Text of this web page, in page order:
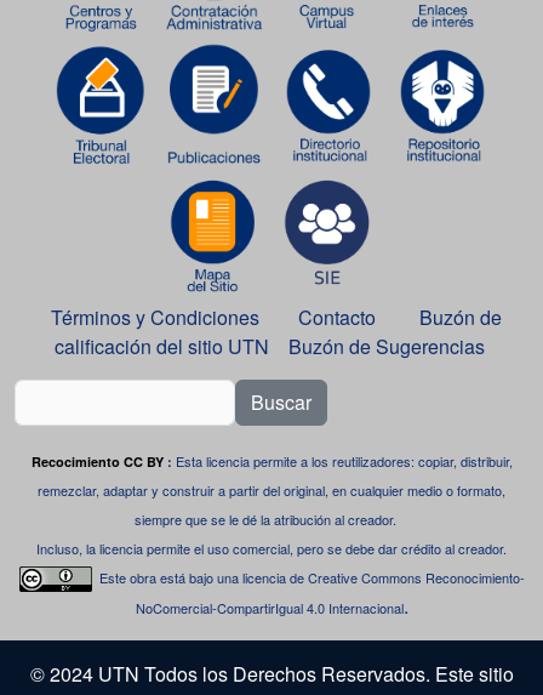
Términos y Condiciones Contacto
Buzón de
calificación del sitio UTN
Buzón de Sugerencias
Buscar
Recocimiento CC BY : Esta licencia permite a los reutilizadores: copiar, distribuir,
remezclar, adaptar y construir a partir del original, en cualquier medio o formato,
siempre que se le dé la atribución al creador.
Incluso, la licencia permite el uso comercial, pero se debe dar crédito al creador.
Este obra está bajo unalicencia de Creative Commons Reconocimiento-
NoComercial-CompartirIgual 4.0 Internacional.
© 2024 UTN Todos los Derechos Reservados. Este sitio